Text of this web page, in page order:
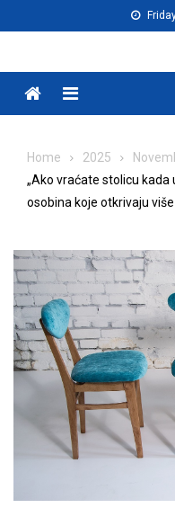
to
Menu
Home 2025
„Ako vraćate stolicu
osobina koje otkrivaju